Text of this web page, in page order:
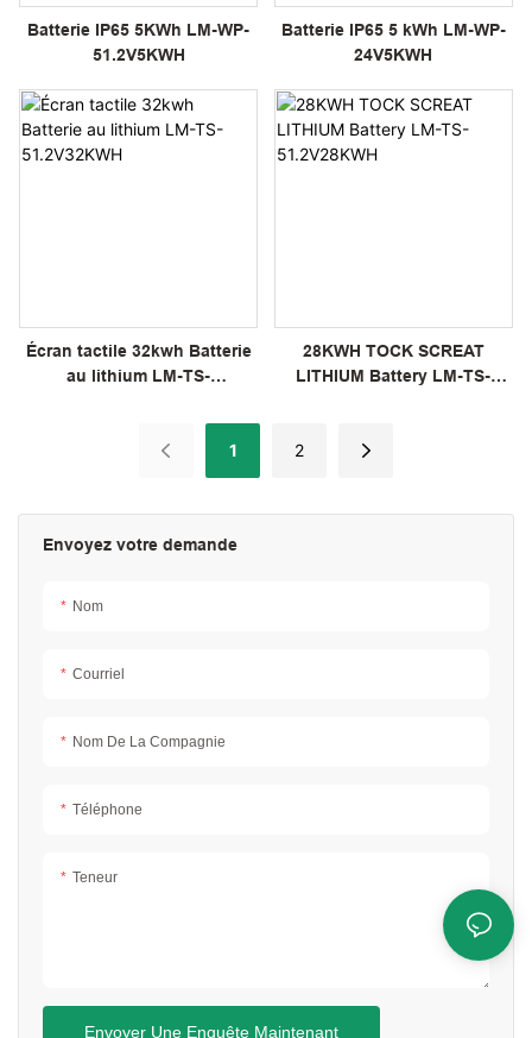
Envoyez votre demande
Nom
Courriel
Nom De La Compagnie
Téléphone
Teneur
Envoyer Une Enquête Maintenant
Batterie IP65 5KWh LM-WP-
51.2V5KWH
Batterie IP65 5 kWh LM-WP-
24V5KWH
Écran tactile 32kwh Batterie
au lithium LM-TS-
28KWH TOCK SCREAT
LITHIUM Battery LM-TS-
1 2